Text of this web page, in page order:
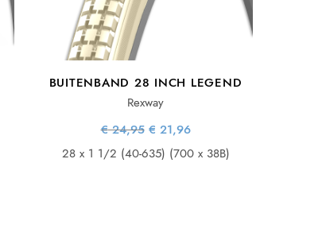
BUITENBAND 28 INCH LEGEND
Rexway
€24,95 Oorspronkelijke
prijs was:
€ 24,95.
€ 21,96
€ 21,96.
28 x 1 1/2 (40-635) (700 x 38B)